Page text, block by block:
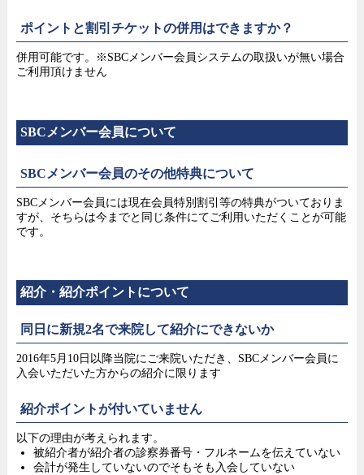
ポイントと割引チケットの併用はできますか？
併用可能です。※SBCメンバー会員システムの取扱いが無い場合
ご利用頂けません
SBCメンバー会員について
SBCメンバー会員のその他特典について
SBCメンバー会員には現在会員特別割引等の特典がついておりま
すが、そちらは今までと同じ条件にてご利用いただくことが可能
です。
紹介・紹介ポイントについて
同日に新規2名で来院して紹介にできないか
2016年5月10日以降当院にご来院いただき、SBCメンバー会員に
入会いただいた方からの紹介に限ります
紹介ポイントが付いていません
以下の理由が考えられます。
被紹介者が紹介者の診察券番号・フルネームを伝えていない
会計が発生していないのでそもそも入会していない